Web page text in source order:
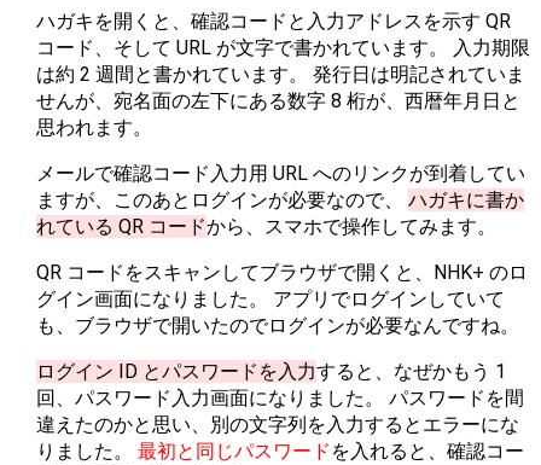
ハガキを開くと、確認コードと入力アドレスを示す QR
コード、そして URL が文字で書かれています。 入力期限
は約 2 週間と書かれています。 発行日は明記されていま
せんが、宛名面の左下にある数字 8 桁が、西暦年月日と
思われます。
メールで確認コード入力用 URL へのリンクが到着してい
ますが、このあとログインが必要なので、 ハガキに書か
れている QR コードから、スマホで操作してみます。
QR コードをスキャンしてブラウザで開くと、NHK+ のロ
グイン画面になりました。 アプリでログインしていて
も、ブラウザで開いたのでログインが必要なんですね。
ログイン ID とパスワードを入力すると、なぜかもう 1
回、パスワード入力画面になりました。 パスワードを間
違えたのかと思い、別の文字列を入力するとエラーにな
りました。 最初と同じパスワード を入れると、確認コー